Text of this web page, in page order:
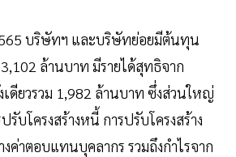
บริษัทฯ และบริษัทย่อยมีต้นทุน
ล้านบาท มีรายได้สุทธิจาก
เดียวรวม 1,982 ล้านบาท ซึ่งส่วนใหญ่
รับโครงสร้างหนี้ การปรับโครงสร้าง
งค่าตอบแทนบุคลากร รวมถึงกำไรจาก